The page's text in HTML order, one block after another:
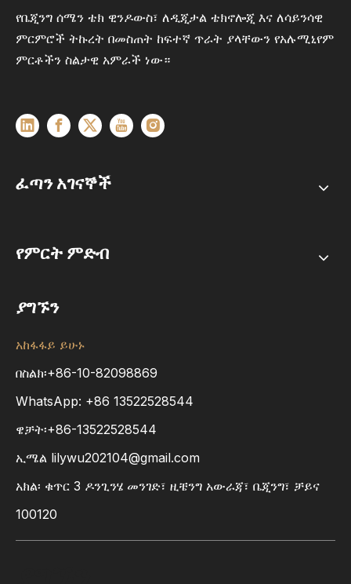
የቤጂንግ ሰሜን ቴክ ዊንዶውስ፣ ለዲጂታል ቴክኖሎጂ እና ለሳይንሳዊ
ምርምሮች ትኩረት በመስጠት ከፍተኛ ጥራት ያላቸውን የአሉሚኒየም
ምርቶችን ስልታዊ አምራች ነው።
ፈጣን አገናኞች
የምርት ምድብ
ያግኙን
አከፋፋይ ይሁኑ
በስልክ፡+86-10-82098869
WhatsApp: +86 13522528544
ዌቻት፡+86-13522528544
ኢሜል lilywu202104@gmail.com
አክል፡ ቁጥር 3 ዶንጊንሄ መንገድ፣ ዚቼንግ አውራጃ፣ ቤጂንግ፣ ቻይና
100120